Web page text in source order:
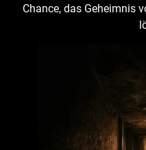
Chance, das Geheimnis